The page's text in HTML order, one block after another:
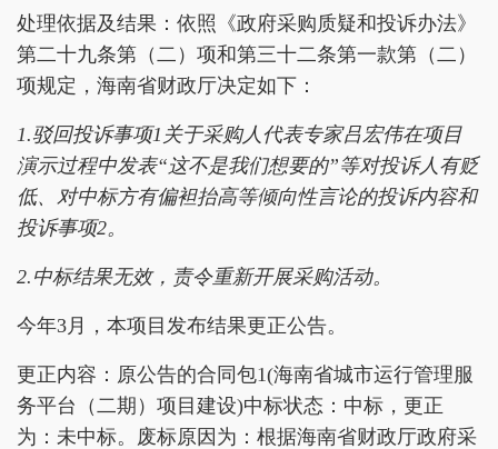
处理依据及结果：依照《政府采购质疑和投诉办法》
第二十九条第（二）项和第三十二条第一款第（二）
项规定，海南省财政厅决定如下：
1.驳回投诉事项1关于采购人代表专家吕宏伟在项目
演示过程中发表“这不是我们想要的”等对投诉人有贬
低、对中标方有偏袒抬高等倾向性言论的投诉内容和
投诉事项2。
2.中标结果无效，责令重新开展采购活动。
今年3月，本项目发布结果更正公告。
更正内容：原公告的合同包1(海南省城市运行管理服
务平台（二期）项目建设)中标状态：中标，更正
为：未中标。废标原因为：根据海南省财政厅政府采